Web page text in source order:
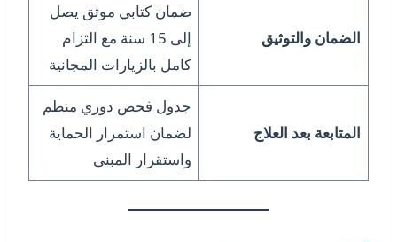
الضمان والتوثيق
ضمان كتابي موثق يصل
إلى 15 سنة مع التزام
كامل بالزيارات المجانية
المتابعة بعد العلاج
جدول فحص دوري منظم
لضمان استمرار الحماية
واستقرار المبنى